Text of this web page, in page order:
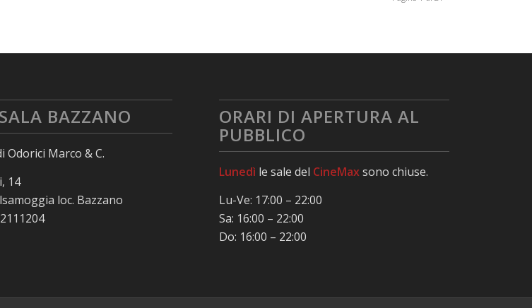
BAZZANO
Odorici Marco & C.
14
loc. Bazzano
ORARI DI APERTURA AL
PUBBLICO
Lunedì le sale del CineMaxsono chiuse.
Lu-Ve: 17:00 – 22:00
Sa: 16:00 – 22:00
Do: 16:00 – 22:00